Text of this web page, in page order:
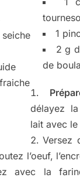
1
2 g
de
délayez
lait avec le
Versez
l’oeuf,
avec la